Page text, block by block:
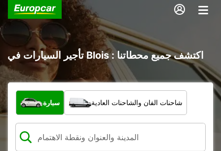
تأجير السيارات في Blois : اكتشف جميع محطاتنا
ما نوع المركبة؟
سيارة شاحنات الفان والشاحنات العادية